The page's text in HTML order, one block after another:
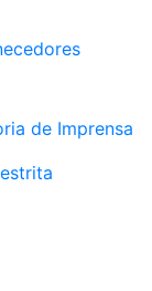
de Imprensa